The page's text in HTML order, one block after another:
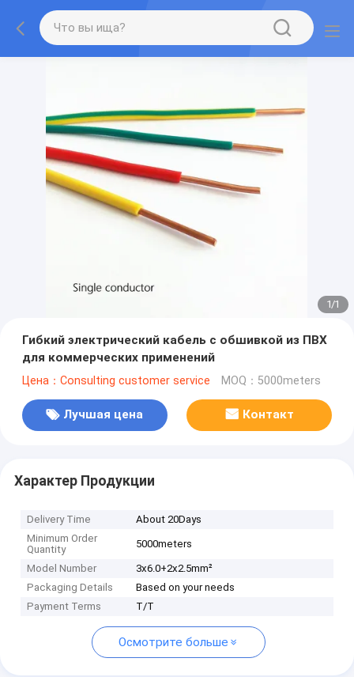
1/1
Гибкий электрический кабель с обшивкой из ПВХ
для коммерческих применений
Цена：Consulting customer service MOQ：5000meters
Лучшая цена Контакт
Характер Продукции
Delivery Time
About 20Days
Minimum Order
Quantity
5000meters
Model Number
3x6.0+2x2.5mm²
Packaging Details
Based on your needs
Payment Terms
T/T
Осмотрите больше